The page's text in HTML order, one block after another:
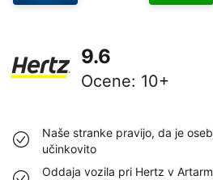
9.6
Ocene: 10+
Naše stranke pravijo, da je
učinkovito
Oddaja vozila pri Hertz v